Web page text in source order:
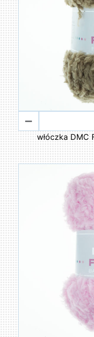
włóczka